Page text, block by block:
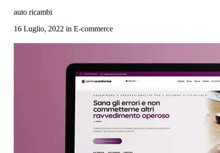
auto ricambi
16 Luglio, 2022 in E-commerce